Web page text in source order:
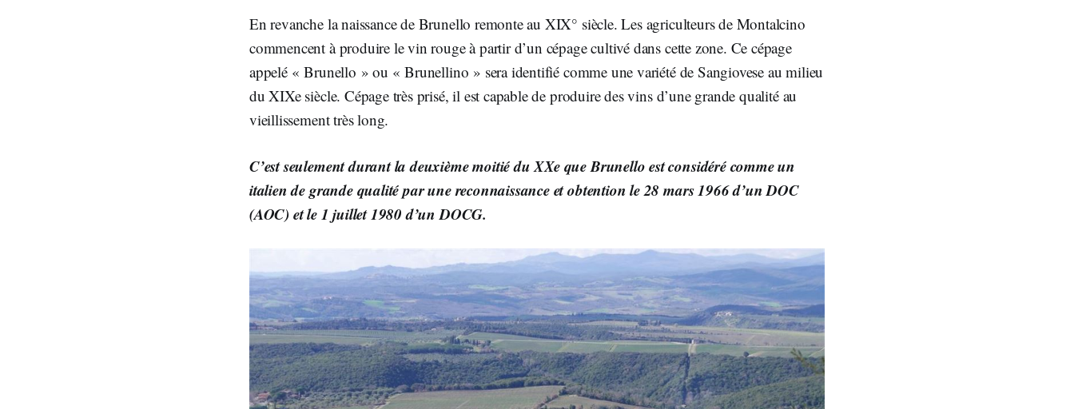
En revanche la naissance de Brunello remonte au XIX° siècle. Les agriculteurs de Montalcino
commencent à produire le vin rouge à partir d’un cépage cultivé dans cette zone. Ce cépage
appelé « Brunello » ou « Brunellino » sera identifié comme une variété de Sangiovese au milieu
du XIXe siècle. Cépage très prisé, il est capable de produire des vins d’une grande qualité au
vieillissement très long.
C’est seulement durant la deuxième moitié du XXe que Brunello est considéré comme un
italien de grande qualité par une reconnaissance et obtention le 28 mars 1966 d’un DOC
(AOC) et le 1 juillet 1980 d’un DOCG.